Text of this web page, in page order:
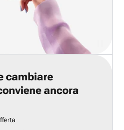
cambiare
ancora